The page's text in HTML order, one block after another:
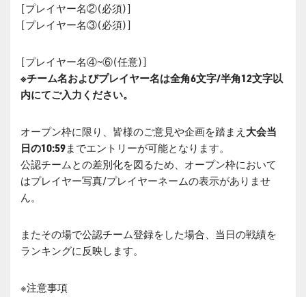
[プレイヤー名②(必須)]
[プレイヤー名③(必須)]
[プレイヤー名④~⑥(任意)]
※チーム名およびプレイヤー名は全角6文字/半角12文字以
内にてご入力ください。
オープン枠に限り、皆様のご意見や企画を踏まえ 大会当
日の10:59までエントリーが可能となります。
公認チームとの差別化を図るため、オープン枠において
はプレイヤー写真/プレイヤーネームの表示がありませ
ん。
またその場で公認チーム登録をした場合、当日の戦績を
ランキングに反映します。
※注意事項